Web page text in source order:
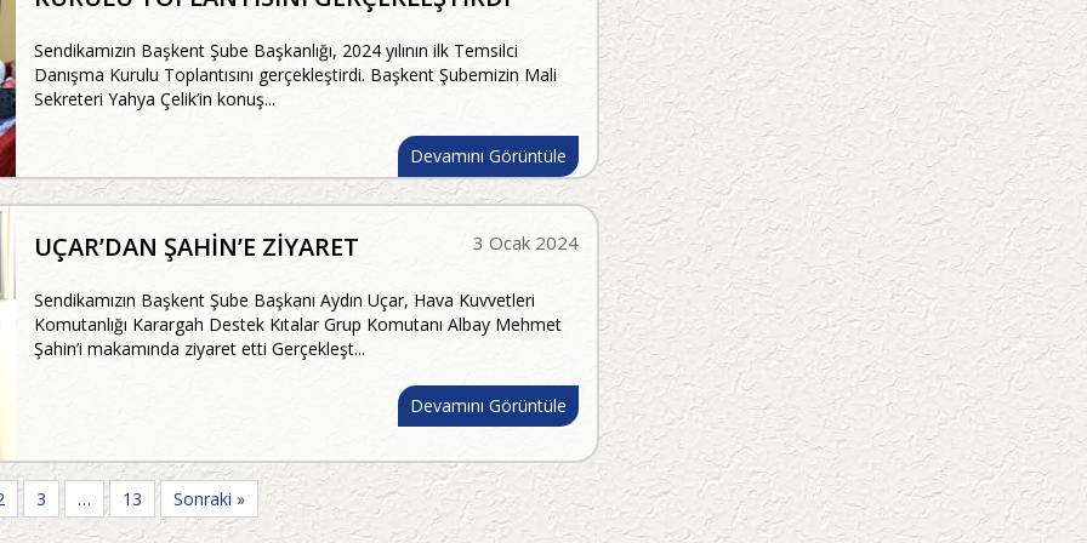
Sendikamızın Başkent Şube Başkanlığı, 2024 yılının ilk Temsilci
Danışma Kurulu Toplantısını gerçekleştirdi. Başkent Şubemizin Mali
Sekreteri Yahya Çelik’in konuş...
Devamını Görüntüle
3 Ocak 2024
UÇAR’DAN ŞAHİN’E ZİYARET
Sendikamızın Başkent Şube Başkanı Aydın Uçar, Hava Kuvvetleri
Komutanlığı Karargah Destek Kıtalar Grup Komutanı Albay Mehmet
Şahin’i makamında ziyaret etti Gerçekleşt...
Devamını Görüntüle
3 … 13 Sonraki »